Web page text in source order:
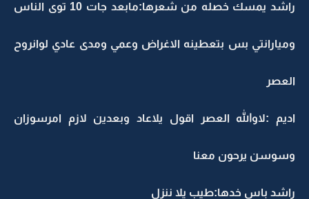
راشد يمسك خصله من شعرها:مابعد جات 10 توى الناس
وميارانتي بس بتعطينه الاغراض وعمي ومدى عادي لوانروح
العصر
اديم :لاوالله العصر اقول يلاعاد وبعدين لازم امرسوزان
وسوسن يرحون معنا
راشد باس خدها:طيب يلا ننزل